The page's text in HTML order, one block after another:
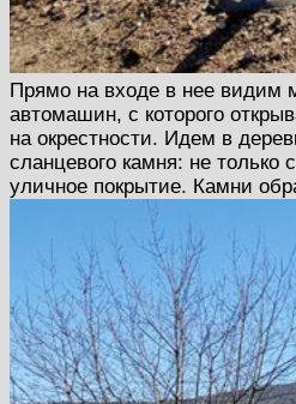
Прямо на входе в нее видим
автомашин, с которого
на окрестности. Идем в
сланцевого камня: не только
уличное покрытие. Камни